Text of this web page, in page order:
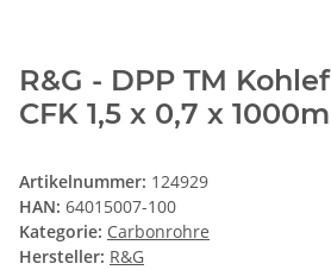
R&G - DPP TM
CFK 1,5 x 0,7 x
Artikelnummer: 124929
HAN: 64015007-100
Kategorie: Carbonrohre
Hersteller: R&G